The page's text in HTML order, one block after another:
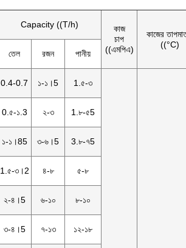
Capacity ((T/h)
কাজ
চাপ
((এমপিএ)
কাজের
((°C)
তেল
রজন পানীয়
0.4-0.7 ১-১।5 1.৫-৩
0.৫-১.3 ২-৩ 1.৮-৫5
১-১।85 ৩-৬।5 3.৮-৭5
1.৫-৩।2 ৪-৮ ৫-৮
২-৪।5 ৬-১০ ৮-১০
৩-৪।5 ৭-১৩ ১২-১৮